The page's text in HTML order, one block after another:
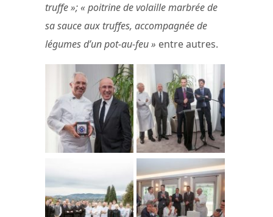
truffe »; « poitrine de volaille marbrée de
sa sauce aux truffes, accompagnée de
légumes d’un pot-au-feu » entre autres.